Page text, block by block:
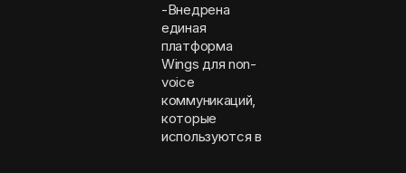
-Внедрена
единая
платформа
Wings для non-
voice
коммуникаций,
которые
используются в